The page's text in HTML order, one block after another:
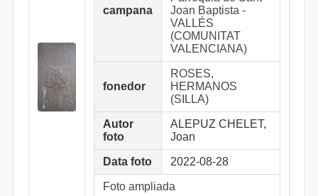
campana
Joan Baptista -
VALLÉS
(COMUNITAT
VALENCIANA)
fonedor
ROSES,
HERMANOS
(SILLA)
Autor
foto
ALEPUZ CHELET,
Joan
Data foto 2022-08-28
Foto ampliada